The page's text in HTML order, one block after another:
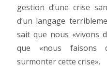
gestion d’une crise
d’un langage
sait que nous «vivons
que «nous faisons
surmonter cette crise».